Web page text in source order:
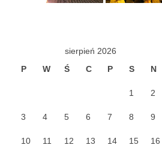
Galerie 2024
Niedziela Palmowa
Wigilia Paschalna
Odpust 2024
sierpień 2026
P
W Ś C P S N
1 2
3 4 5 6 7 8 9
10 11 12 13 14 15 16